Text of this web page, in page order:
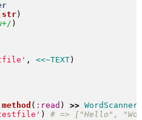
str)
)
, <<~TEXT)
method ( :read ) >> WordScanner
)